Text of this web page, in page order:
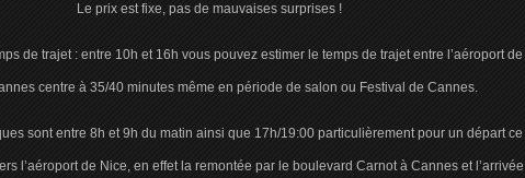
Le prix est fixe, pas de mauvaises surprises !
de trajet : entre 10h et 16h vous pouvez estimer le temps de trajet entre l’aéroport de
centre à 35/40 minutes même en période de salon ou Festival de Cannes.
sont entre 8h et 9h du matin ainsi que 17h/19:00 particulièrement pour un départ ce
l’aéroport de Nice, en effet la remontée par le boulevard Carnot à Cannes et l’arrivée